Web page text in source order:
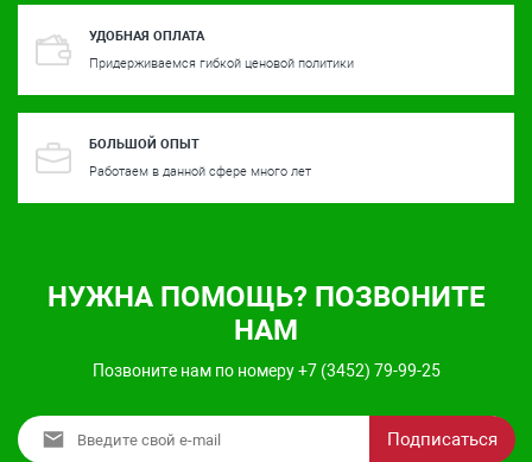
УДОБНАЯ ОПЛАТА
Придерживаемся гибкой ценовой политики
БОЛЬШОЙ ОПЫТ
Работаем в данной сфере много лет
НУЖНА ПОМОЩЬ? ПОЗВОНИТЕ
НАМ
Позвоните нам по номеру +7 (3452) 79-99-25
Подписаться